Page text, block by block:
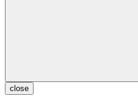
close